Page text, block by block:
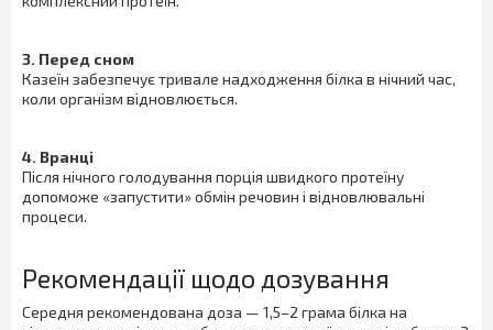
3. Перед сном
Казеїн забезпечує тривале надходження білка в нічний час,
коли організм відновлюється.
4. Вранці
Після нічного голодування порція швидкого протеїну
допоможе «запустити» обмін речовин і відновлювальні
процеси.
Рекомендації щодо дозування
Середня рекомендована доза — 1,5–2 грама білка на